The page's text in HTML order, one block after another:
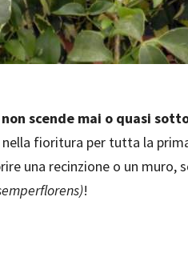
non scende mai o quasi
fioritura per tutta la
una recinzione o un muro,
!